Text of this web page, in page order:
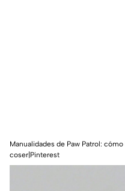
Manualidades de Paw Patrol:
coser|Pinterest